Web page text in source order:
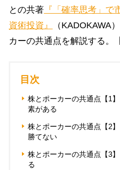
との共著『「確率思考」で
資術投資』
（KADOKAWA
カーの共通点を解説する。
目次
株とポーカーの共通点【1
素がある
株とポーカーの共通点【2
勝てない
株とポーカーの共通点【3
る